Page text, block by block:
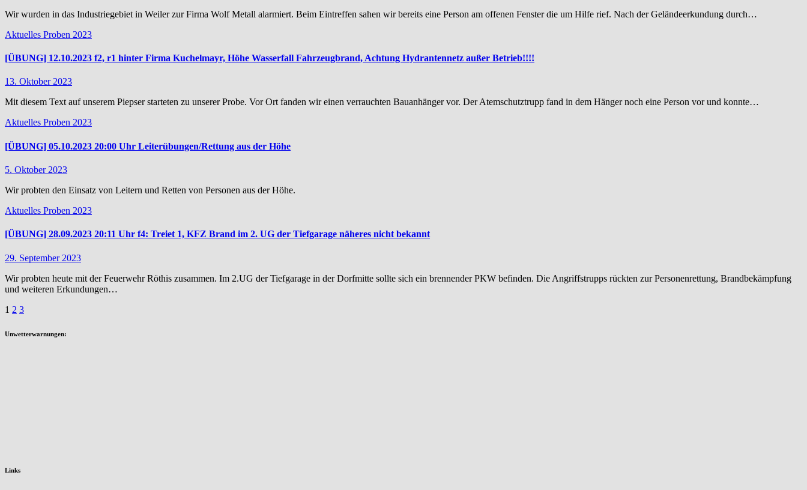
Wir wurden in das Industriegebiet in Weiler zur Firma Wolf Metall alarmiert. Beim Eintreffen sahen wir bereits eine Person am offenen Fenster die um Hilfe rief. Nach der Geländeerkundung durch…
Aktuelles Proben 2023
[ÜBUNG] 12.10.2023 f2, r1 hinter Firma Kuchelmayr, Höhe Wasserfall Fahrzeugbrand, Achtung Hydrantennetz außer Betrieb!!!!
13. Oktober 2023
Mit diesem Text auf unserem Piepser starteten zu unserer Probe. Vor Ort fanden wir einen verrauchten Bauanhänger vor. Der Atemschutztrupp fand in dem Hänger noch eine Person vor und konnte…
Aktuelles Proben 2023
[ÜBUNG] 05.10.2023 20:00 Uhr Leiterübungen/Rettung aus der Höhe
5. Oktober 2023
Wir probten den Einsatz von Leitern und Retten von Personen aus der Höhe.
Aktuelles Proben 2023
[ÜBUNG] 28.09.2023 20:11 Uhr f4: Treiet 1, KFZ Brand im 2. UG der Tiefgarage näheres nicht bekannt
29. September 2023
Wir probten heute mit der Feuerwehr Röthis zusammen. Im 2.UG der Tiefgarage in der Dorfmitte sollte sich ein brennender PKW befinden. Die Angriffstrupps rückten zur Personenrettung, Brandbekämpfung
und weiteren Erkundungen…
Seitennummerierung
der
1 2 3
Unwetterwarnungen:
Links